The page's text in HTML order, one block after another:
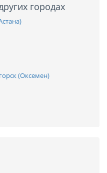
городах
(Оксемен)